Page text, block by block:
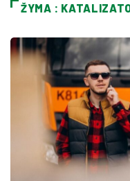
ŽYMA :